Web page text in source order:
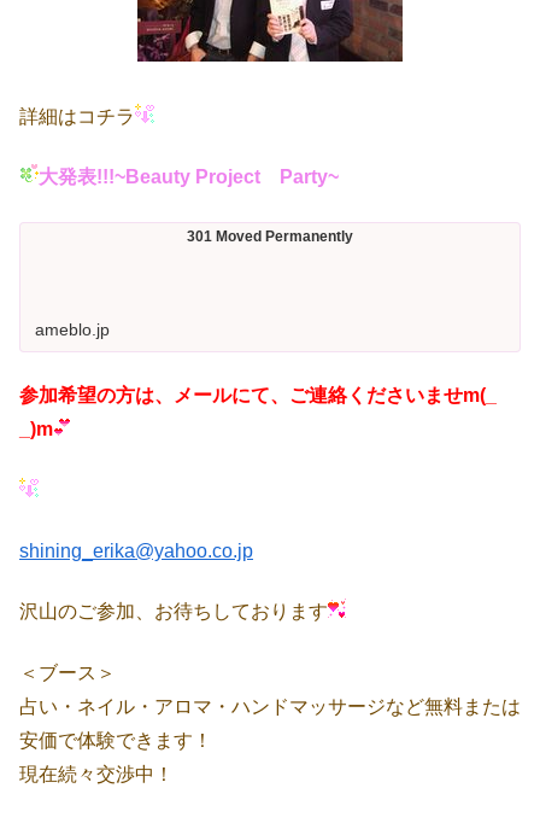
詳細はコチラ
大発表!!!~Beauty Project Party~
301 Moved Permanently
ameblo.jp
参加希望の方は、メールにて、ご連絡くださいませm(_
_)m
shining_erika@yahoo.co.jp
沢山のご参加、お待ちしております
＜ブース＞
占い・ネイル・アロマ・ハンドマッサージなど無料または
安価で体験できます！
現在続々交渉中！